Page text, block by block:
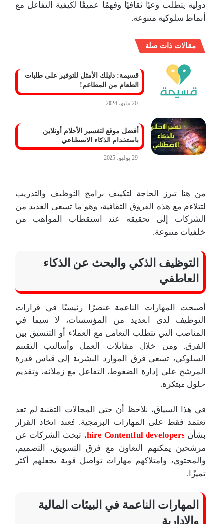
دولية يتطلب وعيًا ثقافيًا وفهمًا عميقًا لكيفية التفاعل مع
أنماط سلوكية متنوعة.
مقالات ذات صلة
قسيمة: دليلك الأمثل للتوفير على طلبات
الطعام من المطاعم!
20 مايو، 2024
أفضل موقع لتفسير الأحلام أونلاين
باستخدام الذكاء الاصطناعي
29 يوليو، 2025
من هنا تبرز الحاجة لتكييف برامج التوظيف والتدريب
لتتلاءم مع هذه الفروق الثقافية، وهو ما تسعى العديد من
الشركات إلى تحقيقه عند استقطاب المواهب من
خلفيات متنوعة.
التوظيف الذكي والبحث عن الذكاء
العاطفي
أصبحت المهارات الناعمة عنصرًا رئيسيًا في قرارات
التوظيف لدى العديد من المؤسسات، لا سيما في
المناصب التي تتطلب التعامل مع العملاء أو التنسيق بين
الفرق. ومن خلال مقابلات العمل وأساليب التقييم
السلوكي، تسعى فرق الموارد البشرية إلى قياس قدرة
المرشح على إدارة الضغوط، التفاعل مع زملائه، وتقديم
حلول مبتكرة.
في هذا السياق، نلاحظ أن حتى المجالات التقنية لم تعد
تعتمد فقط على المهارات البرمجية. فعند اتخاذ القرار
بشأنhire Contentful developers، تبحث الشركات عن
مرشحين يمكنهم التعاون مع فرق التسويق، التصميم،
والمحتوى، وامتلاكهم مهارات تواصل قوية يجعلهم أكثر
تميزًا.
المهارات الناعمة في البيئات المالية
والإدارية